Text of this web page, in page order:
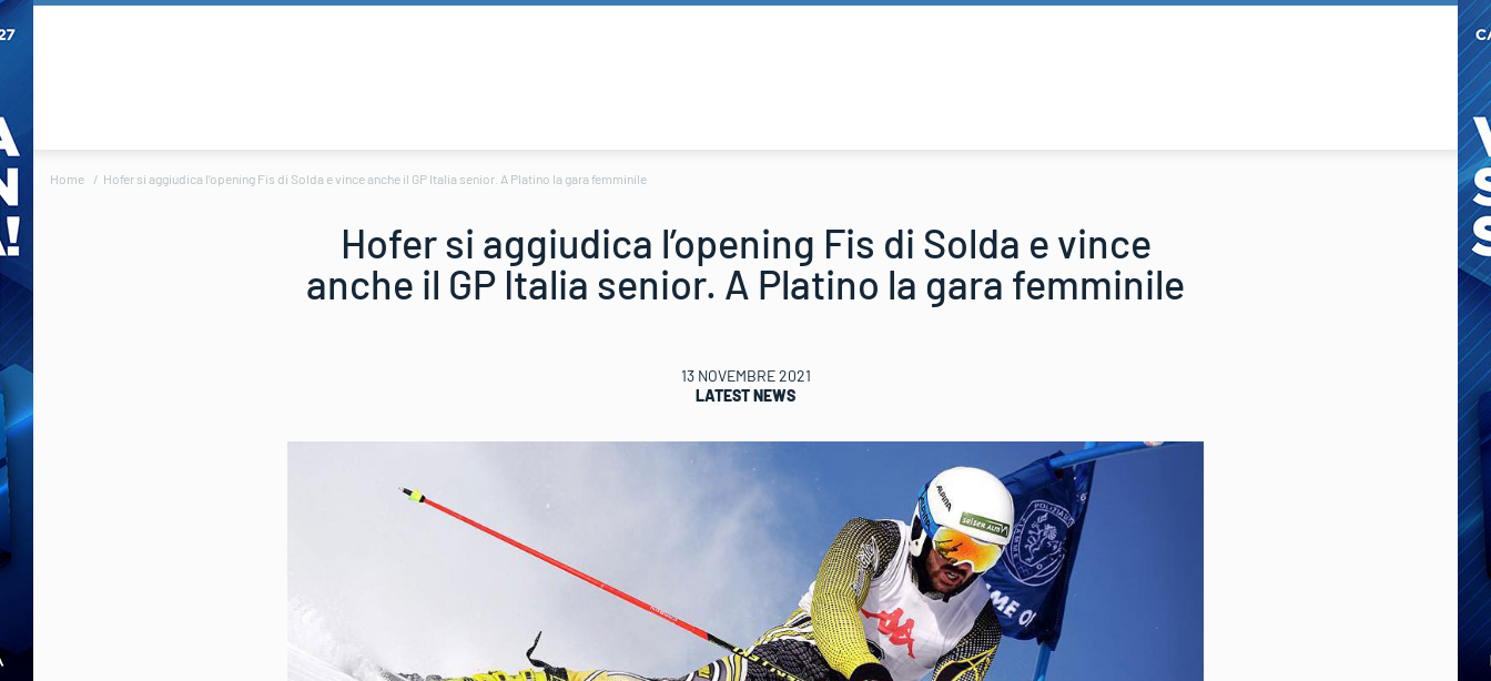
Home Hofer si aggiudica l’opening Fis di Solda e vince anche il GP Italia senior. A Platino la gara femminile
Hofer si aggiudica l’opening Fis di Solda e vince
anche il GP Italia senior. A Platino la gara femminile
13 NOVEMBRE 2021
LATEST NEWS